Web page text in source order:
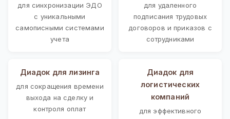
для синхронизации ЭДО
с уникальными
самописными системами
учета
для удаленного
подписания трудовых
договоров и приказов с
сотрудниками
Диадок для лизинга
для сокращения времени
выхода на сделку и
контроля оплат
Диадок для
логистических
компаний
для эффективного